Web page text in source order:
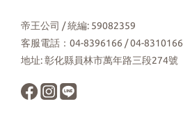
帝王公司 / 統編: 59082359
客服電話：04-8396166 / 04-8310166
地址: 彰化縣員林市萬年路三段274號